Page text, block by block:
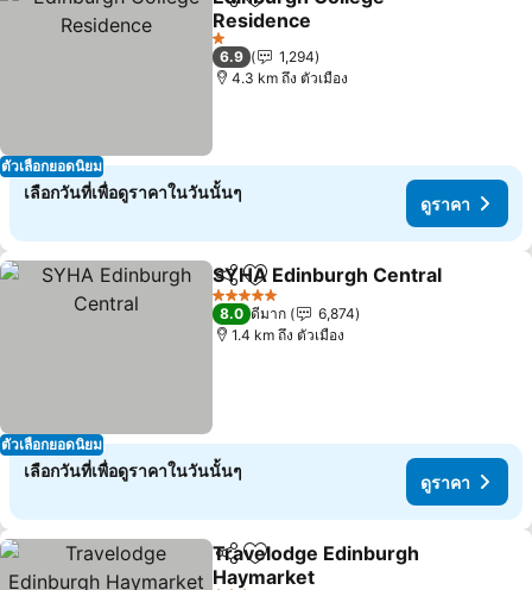
ตัวเลือกยอดนิยม
แชร์ เพิ่มในรายการโปรด
Residence
1 ดาว
6.9
1,294
4.3 km ถึง ตัวเมือง
เลือกวันที่เพื่อดูราคาในวันนั้นๆ
ดูราคา
ตัวเลือกยอดนิยม
แชร์ เพิ่มในรายการโปรด
SYHA Edinburgh Central
5 ดาว
8.0 ดีมาก
6,874
1.4 km ถึง ตัวเมือง
เลือกวันที่เพื่อดูราคาในวันนั้นๆ
ดูราคา
แชร์ เพิ่มในรายการโปรด
Travelodge Edinburgh
Haymarket